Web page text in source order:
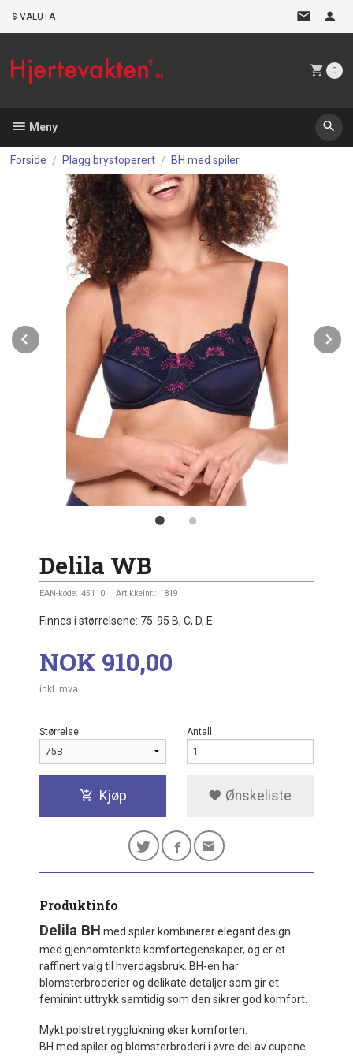
VALUTA
0
Meny
Forside Plagg brystoperert BH med spiler
Prev
Delila WB
EAN-kode: 45110 Artikkelnr.: 1819
Finnes i størrelsene: 75-95 B, C, D, E
Pris
NOK 910,00
inkl. mva.
Størrelse Antall
Kjøp Ønskeliste
Produktinfo
Delila BH med spiler kombinerer elegant design
med gjennomtenkte komfortegenskaper, og er et
raffinert valg til hverdagsbruk. BH-en har
blomsterbroderier og delikate detaljer som gir et
feminint uttrykk samtidig som den sikrer god komfort.
Mykt polstret rygglukning øker komforten.
BH med spiler og blomsterbroderi i øvre del av cupene